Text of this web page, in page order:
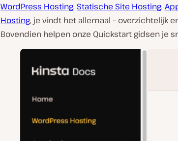
WordPress Hosting, Statische Site Hosting,
Hosting, je vindt het allemaal – overzichtelijk
Bovendien helpen onze Quickstart gidsen je